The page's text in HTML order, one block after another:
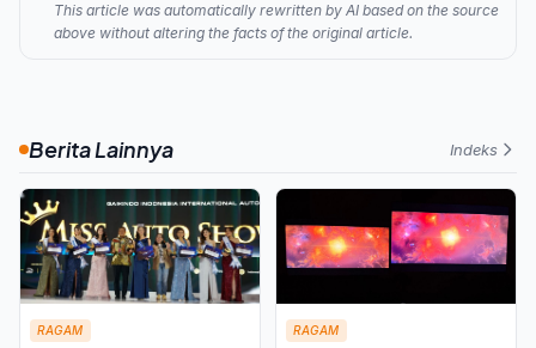
This article was automatically rewritten by AI based on the source
above without altering the facts of the original article.
Berita Lainnya Indeks
RAGAM RAGAM